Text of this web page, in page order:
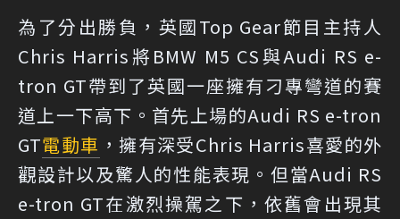
為了分出勝負，英國Top Gear節目主持人
Chris Harris將BMW M5 CS與Audi RS e-
tron GT帶到了英國一座擁有刁專彎道的賽
道上一下高下。首先上場的Audi RS e-tron
GT電動車 ，擁有深受Chris Harris喜愛的外
觀設計以及驚人的性能表現。但當Audi RS
e-tron GT在激烈操駕之下，依舊會出現其